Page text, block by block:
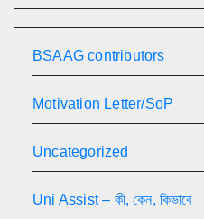
BSAAG contributors
Motivation Letter/SoP
Uncategorized
Uni Assist – কী, কেন, কিভাবে